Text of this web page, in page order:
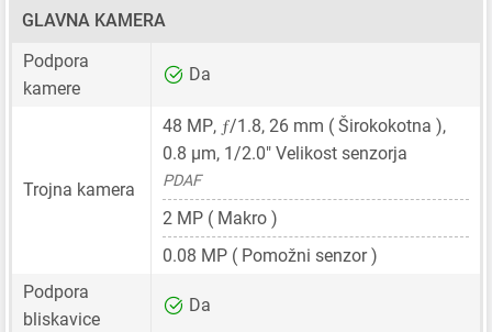
GLAVNA KAMERA
Podpora
kamere
Da
Trojna kamera
48 MP, ƒ/1.8, 26 mm ( Širokokotna ),
0.8 μm, 1/2.0" Velikost senzorja
PDAF
2 MP ( Makro )
0.08 MP ( Pomožni senzor )
Podpora
bliskavice
Da